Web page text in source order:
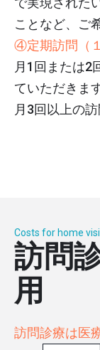
ことなど、ご
④定期訪問（
月1回または2
ていただきま
月3回以上の訪
Costs for home
訪問
用
訪問診療は医